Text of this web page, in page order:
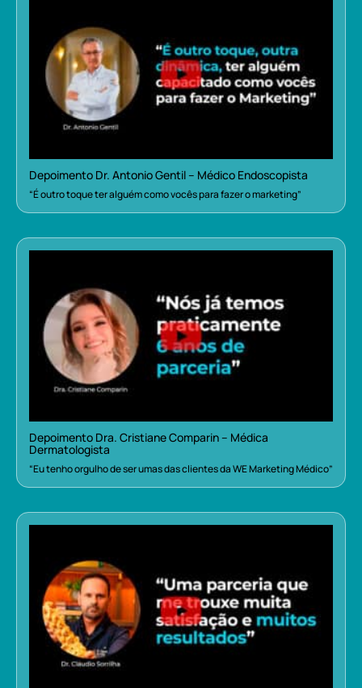
Depoimento Dr. Antonio Gentil – Médico Endoscopista
“É outro toque ter alguém como vocês para fazer o marketing”
Depoimento Dra. Cristiane Comparin – Médica
Dermatologista
“Eu tenho orgulho de ser umas das clientes da WE Marketing Médico”